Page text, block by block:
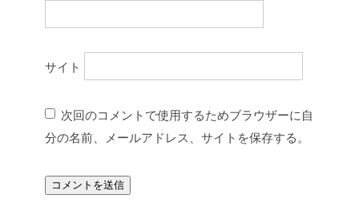
サイト
次回のコメントで使用するためブラウザーに自
分の名前、メールアドレス、サイトを保存する。